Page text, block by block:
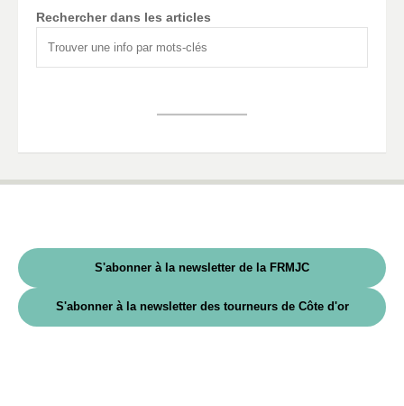
Rechercher dans les articles
S'abonner à la newsletter de la FRMJC
S'abonner à la newsletter des tourneurs de Côte d'or